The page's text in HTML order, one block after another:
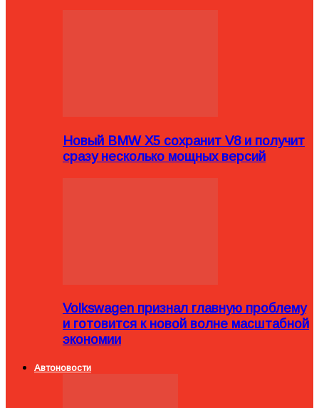
Новый BMW X5 сохранит V8 и получит
сразу несколько мощных версий
Volkswagen признал главную проблему
и готовится к новой волне масштабной
экономии
Автоновости